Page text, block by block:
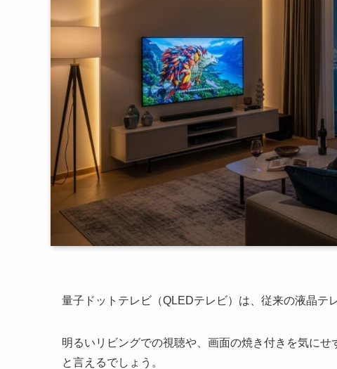
量子ドットテレビ（QLEDテレビ）は、従来の液晶テ
明るいリビングでの視聴や、画面の焼き付きを気に
と言えるでしょう。